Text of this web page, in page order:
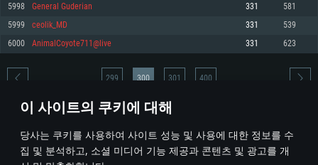
이 사이트의 쿠키에 대해
당사는 쿠키를 사용하여 사이트 성능 및 사용에 대한 정보를 수
집 및 분석하고, 소셜 미디어 기능 제공과 콘텐츠 및 광고를 개
570 혹은 그 이상
여유 저장 공간: 62.2 GB (전체 클라이언트)
네트워크: 브로드밴드 인터넷
여유 저장 공간: 62.2 GB (전체 클라이언트)
프로세서: Intel Core i7
메모리: 16 GB
그래픽 카드: Vulkan 을 지원하고, 최신 그래픽 드라이버를 지원하는 NVIDIA
1060 (6개월 미만) 혹은 그와 동급의 성능을 가지며 최신 그래픽 드라이버를
지원하는 AMD RX 570 (6개월 미만; 최소사양 지원 해상도 720p) 이상
여유 저장 공간: 62.2 GB (전체 클라이언트)
5998 General Guderian 331 581
5999 ceolik_MD 331 539
6000 AnimalCoyote711@live 331 623
* 순위표는 매일 1회 갱신됩니다
299 300 301 400